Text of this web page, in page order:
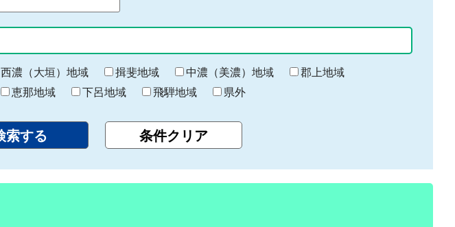
西濃（大垣）地域 揖斐地域 中濃（美濃）地域
郡上地域
恵那地域 下呂地域 飛騨地域 県外